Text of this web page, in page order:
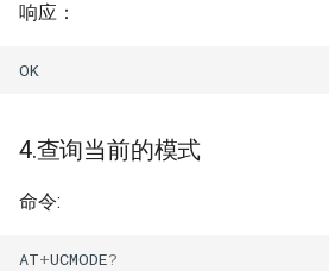
响应：
OK
4.查询当前的模式
命令:
AT+UCMODE?